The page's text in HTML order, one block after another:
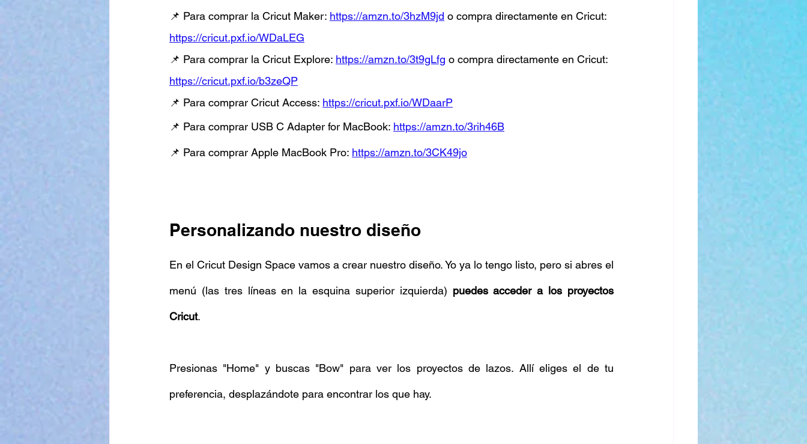
📌 Para comprar la Cricut Maker: https://amzn.to/3hzM9jd o compra directamente en Cricut:
https://cricut.pxf.io/WDaLEG
📌 Para comprar la Cricut Explore: https://amzn.to/3t9gLfg o compra directamente en Cricut:
https://cricut.pxf.io/b3zeQP
📌 Para comprar Cricut Access: https://cricut.pxf.io/WDaarP
📌 Para comprar USB C Adapter for MacBook: https://amzn.to/3rih46B
📌 Para comprar Apple MacBook Pro: https://amzn.to/3CK49jo
Personalizando nuestro diseño
En el Cricut Design Space vamos a crear nuestro diseño. Yo ya lo tengo listo, pero si abres el
menú (las tres líneas en la esquina superior izquierda) puedes acceder a los proyectos
Cricut.
Presionas "Home" y buscas "Bow" para ver los proyectos de lazos. Allí eliges el de tu
preferencia, desplazándote para encontrar los que hay.